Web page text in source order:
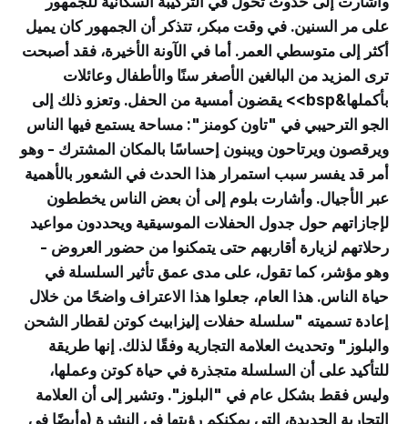
على مر السنين. في وقت مبكر، تتذكر أن الجمهور كان يميل
أكثر إلى متوسطي العمر. أما في الآونة الأخيرة، فقد أصبحت
ترى المزيد من البالغين الأصغر سنًا والأطفال وعائلات
بأكملها&bsp>> يقضون أمسية من الحفل. وتعزو ذلك إلى
الجو الترحيبي في "تاون كومنز": مساحة يستمع فيها الناس
ويرقصون ويرتاحون ويبنون إحساسًا بالمكان المشترك - وهو
أمر قد يفسر سبب استمرار هذا الحدث في الشعور بالأهمية
عبر الأجيال. وأشارت بلوم إلى أن بعض الناس يخططون
لإجازاتهم حول جدول الحفلات الموسيقية ويحددون مواعيد
رحلاتهم لزيارة أقاربهم حتى يتمكنوا من حضور العروض -
وهو مؤشر، كما تقول، على مدى عمق تأثير السلسلة في
حياة الناس. هذا العام، جعلوا هذا الاعتراف واضحًا من خلال
إعادة تسميته "سلسلة حفلات إليزابيث كوتن لقطار الشحن
والبلوز" وتحديث العلامة التجارية وفقًا لذلك. إنها طريقة
للتأكيد على أن السلسلة متجذرة في حياة كوتن وعملها،
وليس فقط بشكل عام في "البلوز". وتشير إلى أن العلامة
التجارية الجديدة، التي يمكنكم رؤيتها في النشرة (وأيضًا في